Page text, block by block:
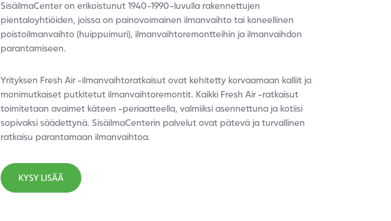
SisäilmaCenter on erikoistunut 1940-1990-luvulla rakennettujen
pientaloyhtiöiden, joissa on painovoimainen ilmanvaihto tai koneellinen
poistoilmanvaihto (huippuimuri), ilmanvaihtoremontteihin ja ilmanvaihdon
parantamiseen.
Yrityksen Fresh Air -ilmanvaihtoratkaisut ovat kehitetty korvaamaan kalliit ja
monimutkaiset putkitetut ilmanvaihtoremontit. Kaikki Fresh Air -ratkaisut
toimitetaan avaimet käteen -periaatteella, valmiiksi asennettuna ja kotiisi
sopivaksi säädettynä. SisäilmaCenterin palvelut ovat pätevä ja turvallinen
ratkaisu parantamaan ilmanvaihtoa.
KYSY LISÄÄ